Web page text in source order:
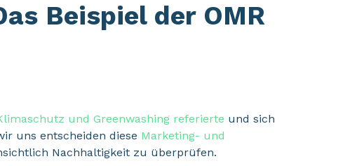
Beispiel der OMR
und Greenwashing referierte und sich
uns entscheiden diese Marketing- und
Nachhaltigkeit zu überprüfen.